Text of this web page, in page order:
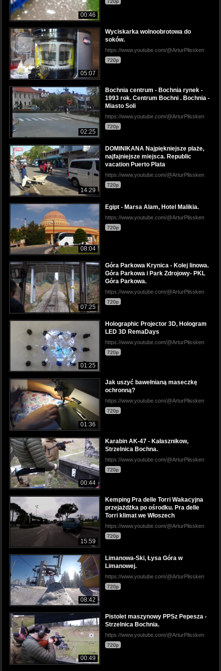
00:46
720p
05:07
Wyciskarka wolnoobrotowa do
soków.
https://www.youtube.com/@ArturPlissken
720p
02:25
Bochnia centrum - Bochnia rynek -
1993 rok. Centrum Bochni . Bochnia -
Miasto Soli
https://www.youtube.com/@ArturPlissken
720p
14:29
DOMINIKANA Najpiękniejsze plaże,
najfajniejsze miejsca. Republic
vacation Puerto Plata
https://www.youtube.com/@ArturPlissken
720p
08:04
Egipt - Marsa Alam, Hotel Malikia.
https://www.youtube.com/@ArturPlissken
720p
07:25
Góra Parkowa Krynica - Kolej linowa.
Góra Parkowa i Park Zdrojowy- PKL
Góra Parkowa.
https://www.youtube.com/@ArturPlissken
720p
01:25
Holographic Projector 3D, Hologram
LED 3D RemaDays
https://www.youtube.com/@ArturPlissken
720p
01:36
Jak uszyć bawełnianą maseczkę
ochronną?
https://www.youtube.com/@ArturPlissken
720p
00:44
Karabin AK-47 - Kałasznikow,
Strzelnica Bochna.
https://www.youtube.com/@ArturPlissken
720p
15:59
Kemping Pra delle Torri Wakacyjna
przejażdżka po ośrodku. Pra delle
Torri klimat we Włoszech
https://www.youtube.com/@ArturPlissken
720p
08:42
Limanowa-Ski, Łysa Góra w
Limanowej.
https://www.youtube.com/@ArturPlissken
720p
00:49
Pistolet maszynowy PPSz Pepesza -
Strzelnica Bochnia.
https://www.youtube.com/@ArturPlissken
720p